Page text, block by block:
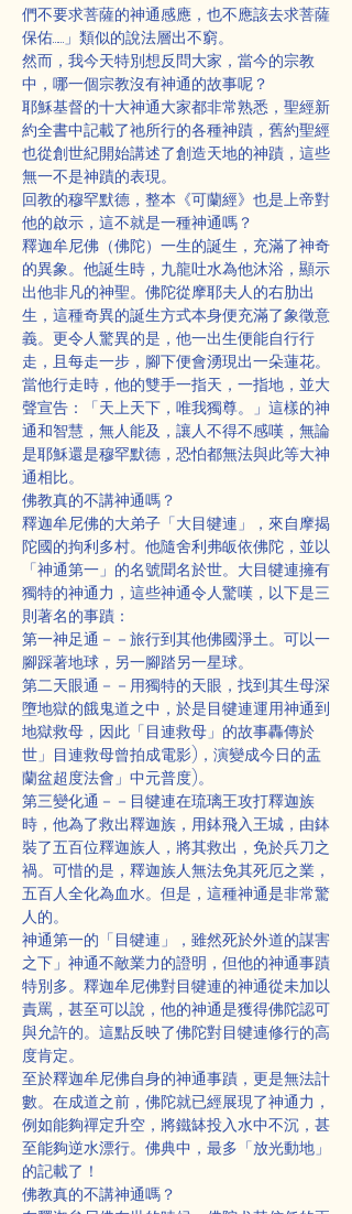
們不要求菩薩的神通感應，也不應該去求菩薩
保佑……」類似的說法層出不窮。
然而，我今天特別想反問大家，當今的宗教
中，哪一個宗教沒有神通的故事呢？
耶穌基督的十大神通大家都非常熟悉，聖經新
約全書中記載了祂所行的各種神蹟，舊約聖經
也從創世紀開始講述了創造天地的神蹟，這些
無一不是神蹟的表現。
回教的穆罕默德，整本《可蘭經》也是上帝對
他的啟示，這不就是一種神通嗎？
釋迦牟尼佛（佛陀）一生的誕生，充滿了神奇
的異象。他誕生時，九龍吐水為他沐浴，顯示
出他非凡的神聖。佛陀從摩耶夫人的右肋出
生，這種奇異的誕生方式本身便充滿了象徵意
義。更令人驚異的是，他一出生便能自行行
走，且每走一步，腳下便會湧現出一朵蓮花。
當他行走時，他的雙手一指天，一指地，並大
聲宣告：「天上天下，唯我獨尊。」這樣的神
通和智慧，無人能及，讓人不得不感嘆，無論
是耶穌還是穆罕默德，恐怕都無法與此等大神
通相比。
佛教真的不講神通嗎？
釋迦牟尼佛的大弟子「大目犍連」，來自摩揭
陀國的拘利多村。他隨舍利弗皈依佛陀，並以
「神通第一」的名號聞名於世。大目犍連擁有
獨特的神通力，這些神通令人驚嘆，以下是三
則著名的事蹟：
第一神足通－－旅行到其他佛國淨土。可以一
腳踩著地球，另一腳踏另一星球。
第二天眼通－－用獨特的天眼，找到其生母深
墮地獄的餓鬼道之中，於是目犍連運用神通到
地獄救母，因此「目連救母」的故事轟傳於
世」目連救母曾拍成電影)，演變成今日的盂
蘭盆超度法會」中元普度)。
第三變化通－－目犍連在琉璃王攻打釋迦族
時，他為了救出釋迦族，用鉢飛入王城，由鉢
裝了五百位釋迦族人，將其救出，免於兵刀之
禍。可惜的是，釋迦族人無法免其死厄之業，
五百人全化為血水。但是，這種神通是非常驚
人的。
神通第一的「目犍連」，雖然死於外道的謀害
之下」神通不敵業力的證明，但他的神通事蹟
特別多。釋迦牟尼佛對目犍連的神通從未加以
責罵，甚至可以說，他的神通是獲得佛陀認可
與允許的。這點反映了佛陀對目犍連修行的高
度肯定。
至於釋迦牟尼佛自身的神通事蹟，更是無法計
數。在成道之前，佛陀就已經展現了神通力，
例如能夠禪定升空，將鐵缽投入水中不沉，甚
至能夠逆水漂行。佛典中，最多「放光動地」
的記載了！
佛教真的不講神通嗎？